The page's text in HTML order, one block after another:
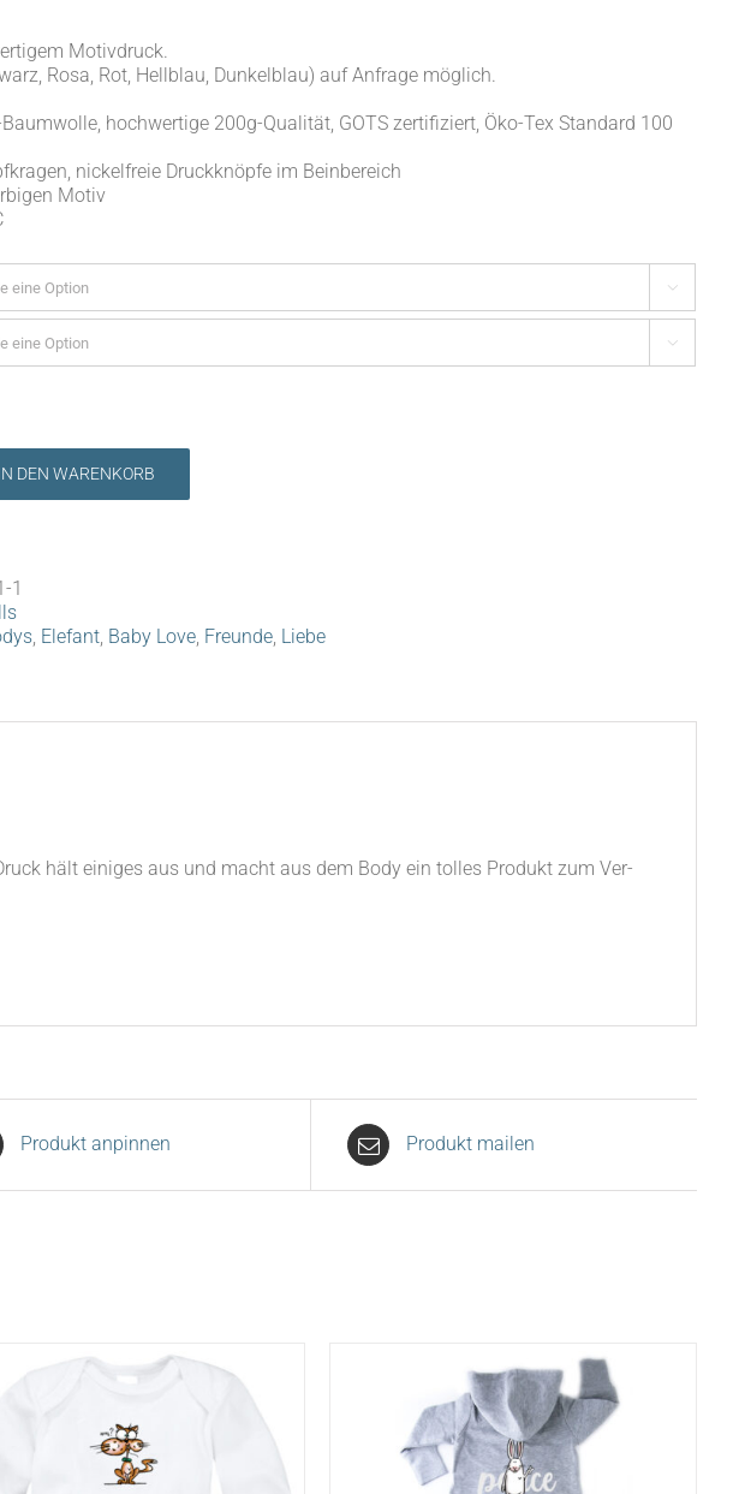
Motivdruck.
Rosa, Rot, Hellblau, Dunkelblau) auf Anfrage möglich.
hochwertige 200g-Qualität, GOTS zertifiziert, Öko-Tex Standard 100
nickelfreie Druckknöpfe im Beinbereich
Motiv


DEN WARENKORB
1
, Elefant, Baby Love, Freunde, Liebe
hält eini­ges aus und macht aus dem Body ein tol­les Pro­dukt zum Ver­
Produkt anpinnen Produkt mailen